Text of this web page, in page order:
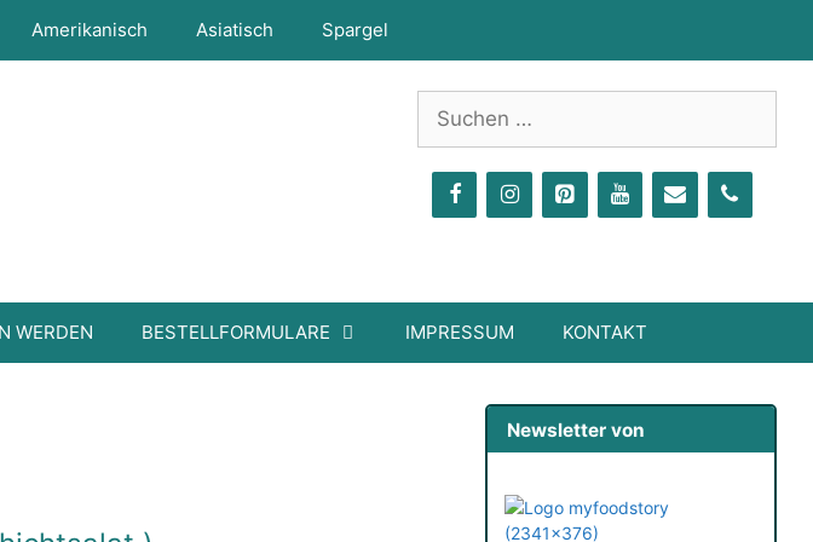
Amerikanisch Asiatisch Spargel
Suchen
nach:
WERDEN BESTELLFORMULARE IMPRESSUM KONTAKT
Newsletter von